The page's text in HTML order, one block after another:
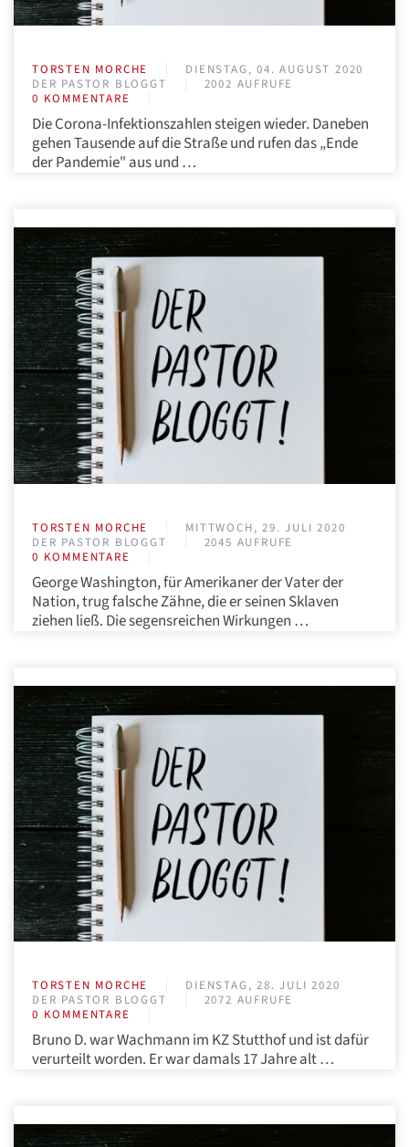
TORSTEN MORCHE
DIENSTAG, 04. AUGUST 2020
DER PASTOR BLOGGT
2002 AUFRUFE
0 KOMMENTARE
Die Corona-Infektionszahlen steigen wieder. Daneben
gehen Tausende auf die Straße und rufen das „Ende
der Pandemie" aus und …
TORSTEN MORCHE
MITTWOCH, 29. JULI 2020
DER PASTOR BLOGGT
2045 AUFRUFE
0 KOMMENTARE
George Washington, für Amerikaner der Vater der
Nation, trug falsche Zähne, die er seinen Sklaven
ziehen ließ. Die segensreichen Wirkungen …
TORSTEN MORCHE
DIENSTAG, 28. JULI 2020
DER PASTOR BLOGGT
2072 AUFRUFE
0 KOMMENTARE
Bruno D. war Wachmann im KZ Stutthof und ist dafür
verurteilt worden. Er war damals 17 Jahre alt …